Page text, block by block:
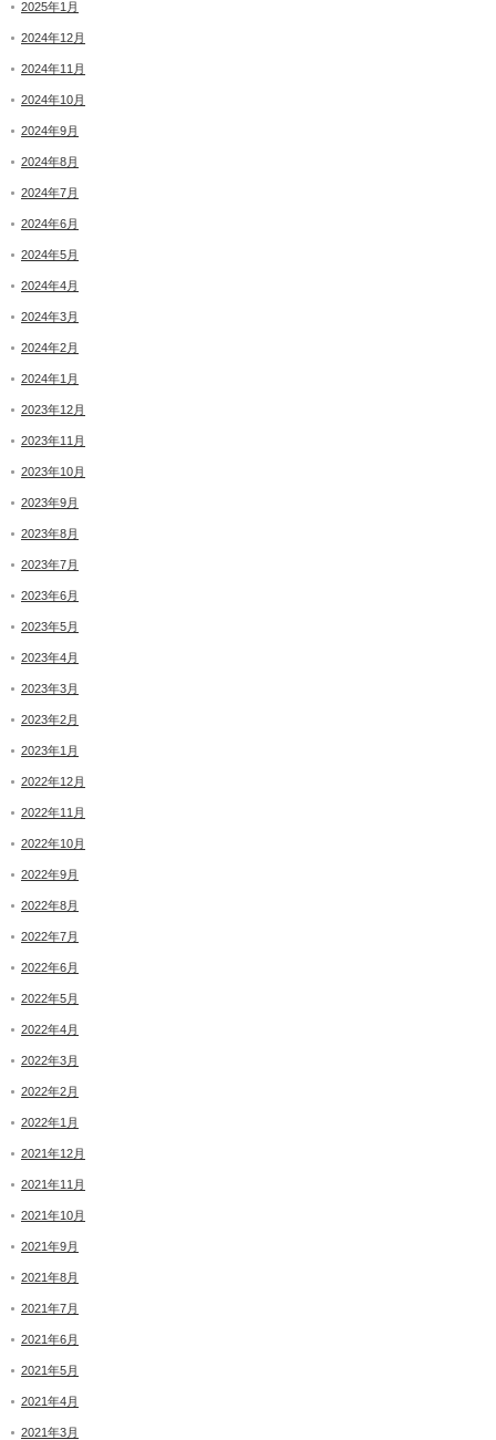
2025年1月
2024年12月
2024年11月
2024年10月
2024年9月
2024年8月
2024年7月
2024年6月
2024年5月
2024年4月
2024年3月
2024年2月
2024年1月
2023年12月
2023年11月
2023年10月
2023年9月
2023年8月
2023年7月
2023年6月
2023年5月
2023年4月
2023年3月
2023年2月
2023年1月
2022年12月
2022年11月
2022年10月
2022年9月
2022年8月
2022年7月
2022年6月
2022年5月
2022年4月
2022年3月
2022年2月
2022年1月
2021年12月
2021年11月
2021年10月
2021年9月
2021年8月
2021年7月
2021年6月
2021年5月
2021年4月
2021年3月